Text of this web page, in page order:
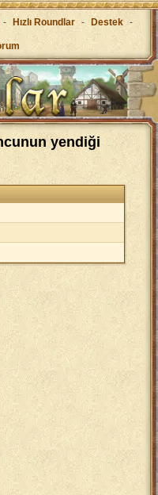
- Hızlı Roundlar - Destek -
yendiği